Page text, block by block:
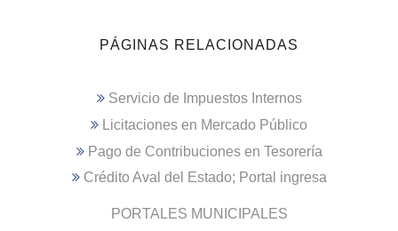
PÁGINAS RELACIONADAS
Servicio de Impuestos Internos
Licitaciones en Mercado Público
Pago de Contribuciones en Tesorería
Crédito Aval del Estado; Portal ingresa
PORTALES MUNICIPALES